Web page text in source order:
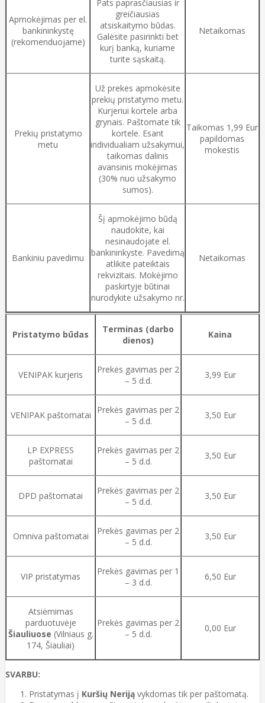
Apmokėjimas per el.
bankininkystę
(rekomenduojame)
Pats paprasčiausias ir
greičiausias
atsiskaitymo būdas.
Galėsite pasirinkti bet
kurį banką, kuriame
turite sąskaitą.
Netaikomas
Prekių pristatymo
metu
Už prekes apmokėsite
prekių pristatymo metu.
Kurjeriui kortele arba
grynais. Paštomate tik
kortele. Esant
individualiam užsakymui,
taikomas dalinis
avansinis mokėjimas
(30% nuo užsakymo
sumos).
Taikomas 1,99 Eur
papildomas
mokestis
Bankiniu pavedimu
Šį apmokėjimo būdą
naudokite, kai
nesinaudojate el.
bankininkyste. Pavedimą
atlikite pateiktais
rekvizitais. Mokėjimo
paskirtyje būtinai
nurodykite užsakymo nr.
Netaikomas
Pristatymo būdas
Terminas (darbo
dienos)
Kaina
VENIPAK kurjeris
Prekės gavimas per 2
– 5 d.d.
3,99 Eur
VENIPAK paštomatai
Prekės gavimas per 2
– 5 d.d.
3,50 Eur
LP EXPRESS
paštomatai
Prekės gavimas per 2
– 5 d.d.
3,50 Eur
DPD paštomatai
Prekės gavimas per 2
– 5 d.d.
3,50 Eur
Omniva paštomatai
Prekės gavimas per 2
– 5 d.d.
3,50 Eur
VIP pristatymas
Prekės gavimas per 1
– 3 d.d.
6,50 Eur
Atsiėmimas
parduotuvėje
Šiauliuose (Vilniaus g.
174, Šiauliai)
Prekės gavimas per 2
– 5 d.d.
0,00 Eur
SVARBU:
Pristatymas į Kuršių Neriją vykdomas tik per paštomatą.